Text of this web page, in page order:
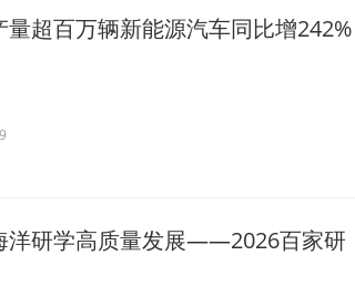
量超百万辆新能源汽车同比增242%
洋研学高质量发展——2026百家研